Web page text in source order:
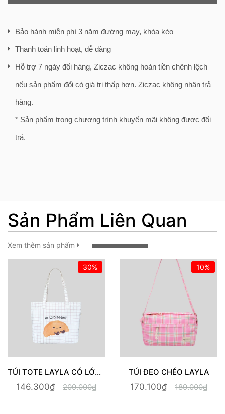
Bảo hành miễn phí 3 năm đường may, khóa kéo
Thanh toán linh hoạt, dễ dàng
Hỗ trợ 7 ngày đổi hàng, Ziczac không hoàn tiền chênh lệch
nếu sản phẩm đổi có giá trị thấp hơn. Ziczac không nhận trả
hàng.
* Sản phẩm trong chương trình khuyến mãi không được đổi
trả.
Sản Phẩm Liên Quan
Xem thêm sản phẩm
10%
197.100₫ 219.000₫
10%
170.100₫ 189.000₫